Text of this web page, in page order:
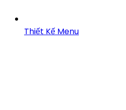
Thiết Kế Menu